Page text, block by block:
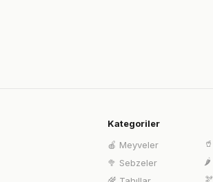
Kategoriler
🍎 Meyveler
🥦 Sebzeler
🥤
🌶️
🫘